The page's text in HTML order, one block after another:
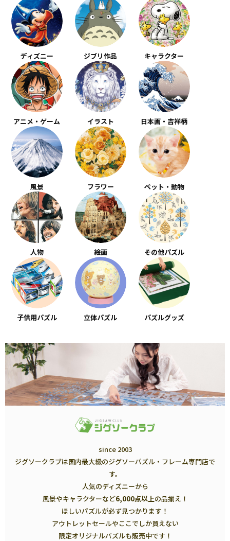
ディズニー ジブリ作品 キャラクター
アニメ・ゲーム イラスト 日本画・吉祥柄
風景 フラワー ペット・動物
人物 絵画 その他パズル
子供用パズル 立体パズル パズルグッズ
since 2003
ジグソークラブは国内最大級のジグソーパズル・フレーム専門店で
す。
人気のディズニーから
風景やキャラクターなど6,000点以上の品揃え！
ほしいパズルが必ず見つかります！
アウトレットセールやここでしか買えない
限定オリジナルパズルも販売中です！